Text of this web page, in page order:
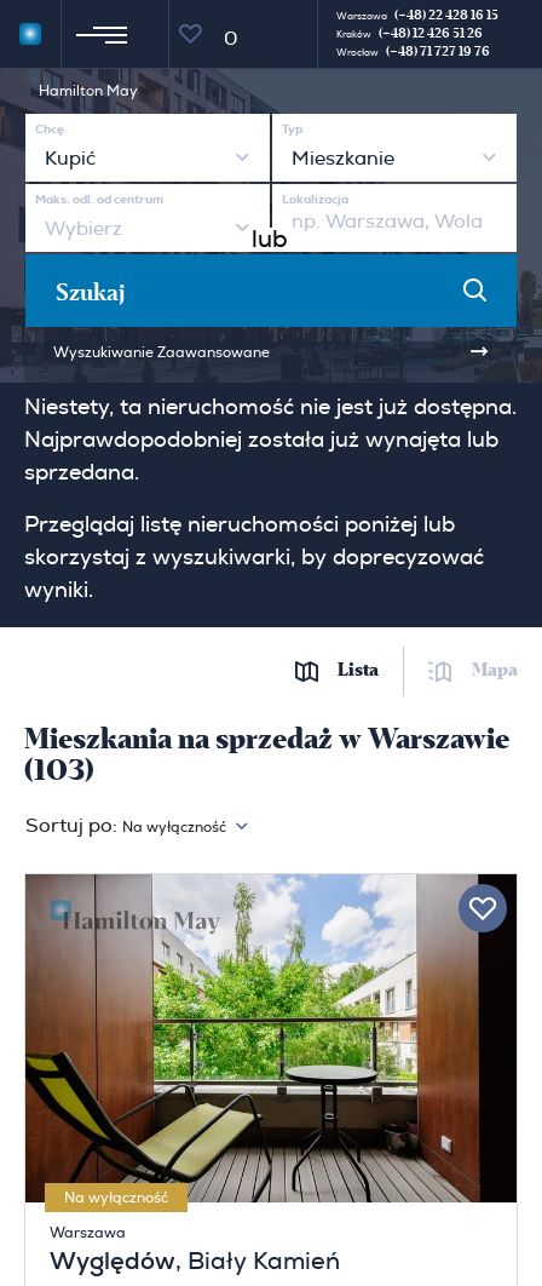
0
Warszawa (+48) 22 428 16 15
Kraków (+48) 12 426 51 26
Wrocław (+48) 71 727 19 76
Hamilton May
Chcę
Kupić
Typ
Mieszkanie
Maks. odl. od centrum
Wybierz lub
Lokalizacja
Szukaj
Wyszukiwanie Zaawansowane
Niestety, ta nieruchomość nie jest już dostępna.
Najprawdopodobniej została już wynajęta lub
sprzedana.
Przeglądaj listę nieruchomości poniżej lub
skorzystaj z wyszukiwarki, by doprecyzować
wyniki.
Lista Mapa
Mieszkania na sprzedaż w Warszawie
(103)
Sortuj po: Na wyłączność
Na wyłączność
Warszawa
Wyględów, Biały Kamień